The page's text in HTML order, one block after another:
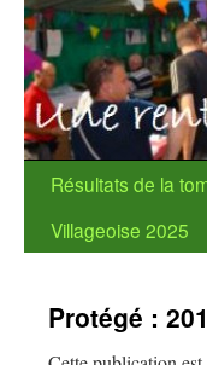
Aller
Résultats de la
Villageoise 2025
Protégé :